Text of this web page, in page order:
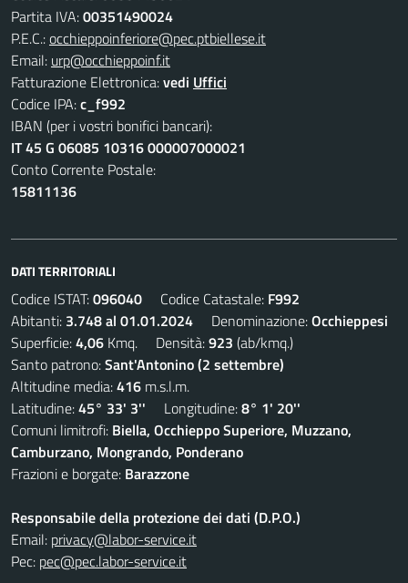
Partita IVA:00351490024
P.E.C.:occhieppoinferiore@pec.ptbiellese.it
Email: urp@occhieppoinf.it
Fatturazione Elettronica:vedi Uffici
Codice IPA:c_f992
IBAN (per i vostri bonifici bancari):
IT 45 G 06085 10316 000007000021
Conto Corrente Postale:
15811136
DATI TERRITORIALI
Codice ISTAT:096040 Codice Catastale: F992
Abitanti: 3.748 al 01.01.2024 Denominazione:Occhieppesi
Superficie:4,06 Kmq. Densità:923 (ab/kmq.)
Santo patrono:Sant'Antonino (2 settembre)
Altitudine media:416 m.s.l.m.
Latitudine:45° 33' 3'' Longitudine:8° 1' 20''
Comuni limitrofi: Biella, Occhieppo Superiore, Muzzano,
Camburzano, Mongrando, Ponderano
Frazioni e borgate: Barazzone
Responsabile della protezione dei dati (D.P.O.)
Email: privacy@labor-service.it
Pec: pec@pec.labor-service.it